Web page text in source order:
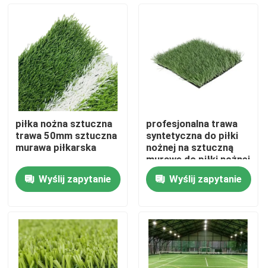
O nas
Wycieczka po fabryce
Kontrola jakości
Skontaktuj się z nami
Aktualności
Sprawy
Piłka nożna Sztuczna trawa
piłka nożna sztuczna
trawa 50mm sztuczna
murawa piłkarska
Wyślij zapytanie
profesjonalna trawa
syntetyczna do piłki
nożnej na sztuczną
murawę do piłki nożnej
Wyślij zapytanie